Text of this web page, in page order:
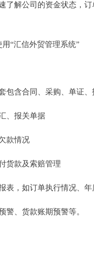
了解公司的资金状态，订
“汇信外贸管理系统”
包含合同、采购、单证
、报关单据
款情况
货款及索赔管理
表，如订单执行情况、
警、货款账期预警等。